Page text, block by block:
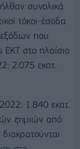
συνολικά
τόκοι-έσοδα
που
στο πλαίσιο
2.075 εκατ.
1.840 εκατ.
ζημιών από